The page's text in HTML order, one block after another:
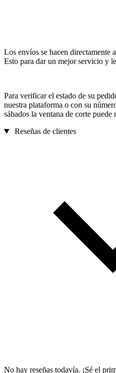
Los envíos se hacen directamente
Esto para dar un mejor servicio y
Para verificar el estado de su
nuestra plataforma o con su
sábados la ventana de corte puede
Reseñas de clientes
No hay reseñas todavía. ¡Sé el